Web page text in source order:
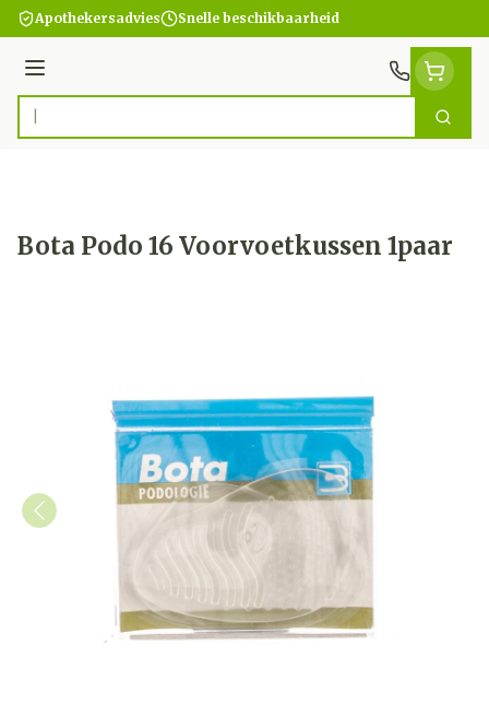
Ga naar de inhoud
Apothekersadvies Snelle beschikbaarheid
Menu
Product, merk, categorie... Zoek
Bota Podo 16 Voorvoetkussen 1paar